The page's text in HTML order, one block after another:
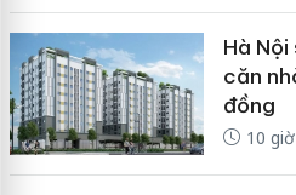
Hà
căn
đồng
10